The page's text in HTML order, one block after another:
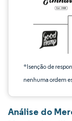
*Isenção de
nenhuma ordem
Análise do